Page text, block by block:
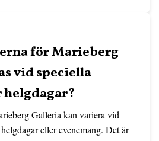
för Marieberg
vid speciella
Galleria kan variera vid
eller evenemang. Det är